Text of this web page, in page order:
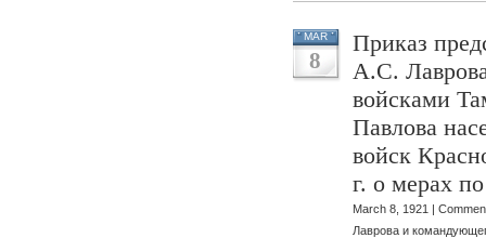
MAR
8
Приказ
А.С.
войсками
Павлова
войск
г. о мерах
March 8, 1921 |
Лаврова и